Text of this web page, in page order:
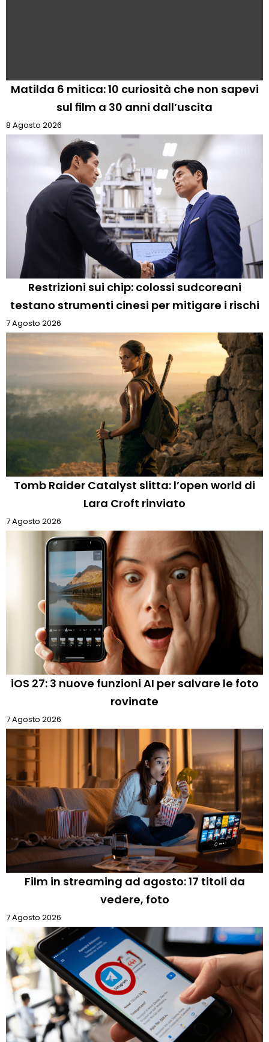
Matilda 6 mitica: 10 curiosità che non sapevi
sul film a 30 anni dall’uscita
8 Agosto 2026
Restrizioni sui chip: colossi sudcoreani
testano strumenti cinesi per mitigare i rischi
7 Agosto 2026
Tomb Raider Catalyst slitta: l’open world di
Lara Croft rinviato
7 Agosto 2026
iOS 27: 3 nuove funzioni AI per salvare le foto
rovinate
7 Agosto 2026
Film in streaming ad agosto: 17 titoli da
vedere, foto
7 Agosto 2026